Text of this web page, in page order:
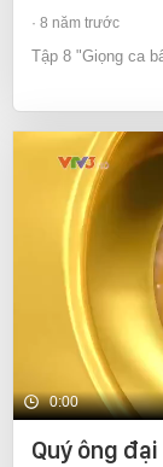
8 năm trước
Tập 8 "Giọng ca
0:00
Quý ông